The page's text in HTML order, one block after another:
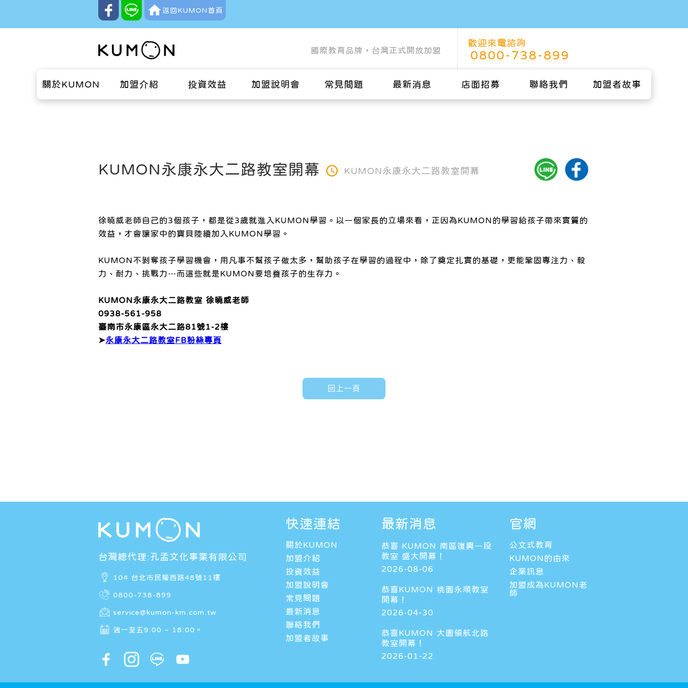
返回KUMON首頁
國際教育品牌，台灣正式開放加盟
歡迎來電諮詢
0800-738-899
關於KUMON 加盟介紹 投資效益 加盟說明會 常見問題 最新消息 店面招募 聯絡我們 加盟者故事
KUMON永康永大二路教室開幕 KUMON永康永大二路教室開幕
徐曉威老師自己的3個孩子，都是從3歲就進入KUMON學習。以一個家長的立場來看，正因為KUMON的學習給孩子帶來實質的
效益，才會讓家中的寶貝陸續加入KUMON學習。
KUMON不剝奪孩子學習機會，用凡事不幫孩子做太多，幫助孩子在學習的過程中，除了奠定扎實的基礎，更能鞏固專注力、毅
力、耐力、挑戰力…而這些就是KUMON要培養孩子的生存力。
KUMON永康永大二路教室 徐曉威老師
0938-561-958
臺南市永康區永大二路81號1-2樓
➤永康永大二路教室FB粉絲專頁
台灣總代理:孔孟文化事業有限公司
104 台北市民權西路48號11樓
0800-738-899
service@kumon-km.com.tw
週一至五9:00 ~ 18:00。
快速連結
關於KUMON
加盟介紹
投資效益
加盟說明會
常見問題
最新消息
聯絡我們
加盟者故事
最新消息
恭喜 KUMON 南區復興一段
教室 盛大開幕！
2026-08-06
恭喜KUMON 桃園永順教室
開幕！
2026-04-30
恭喜KUMON 大園領航北路
教室開幕！
2026-01-22
官網
公文式教育
KUMON的由來
企業訊息
加盟成為KUMON老
師